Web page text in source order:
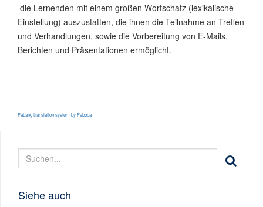
die Lernenden mit einem großen Wortschatz (lexikalische
Einstellung) auszustatten, die ihnen die Teilnahme an Treffen
und Verhandlungen, sowie die Vorbereitung von E-Mails,
Berichten und Präsentationen ermöglicht.
FaLang translation system by Faboba
Siehe auch